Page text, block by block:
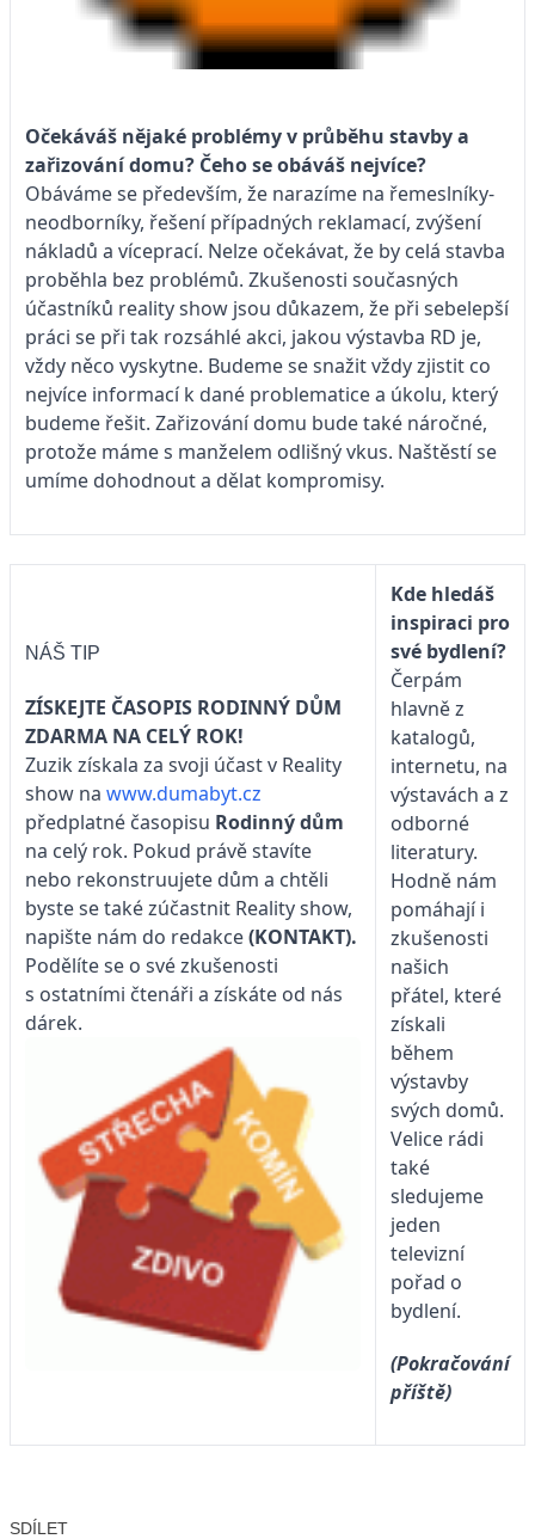
Očekáváš nějaké problémy v průběhu stavby a
zařizování domu? Čeho se obáváš nejvíce?
Obáváme se především, že narazíme na řemeslníky-
neodborníky, řešení případných reklamací, zvýšení
nákladů a víceprací. Nelze očekávat, že by celá stavba
proběhla bez problémů. Zkušenosti současných
účastníků reality show jsou důkazem, že při sebelepší
práci se při tak rozsáhlé akci, jakou výstavba RD je,
vždy něco vyskytne. Budeme se snažit vždy zjistit co
nejvíce informací k dané problematice a úkolu, který
budeme řešit. Zařizování domu bude také náročné,
protože máme s manželem odlišný vkus. Naštěstí se
umíme dohodnout a dělat kompromisy.
NÁŠ TIP
ZÍSKEJTE ČASOPIS RODINNÝ DŮM
ZDARMA NA CELÝ ROK!
Zuzik získala za svoji účast v Reality
show na www.dumabyt.cz
předplatné časopisu Rodinný dům
na celý rok. Pokud právě stavíte
nebo rekonstruujete dům a chtěli
byste se také zúčastnit Reality show,
napište nám do redakce(KONTAKT).
Podělíte se o své zkušenosti
s ostatními čtenáři a získáte od nás
dárek.
Kde hledáš
inspiraci pro
své bydlení?
Čerpám
hlavně z
katalogů,
internetu, na
výstavách a z
odborné
literatury.
Hodně nám
pomáhají i
zkušenosti
našich
přátel, které
získali
během
výstavby
svých domů.
Velice rádi
také
sledujeme
jeden
televizní
pořad o
bydlení.
(Pokračování
příště)
SDÍLET